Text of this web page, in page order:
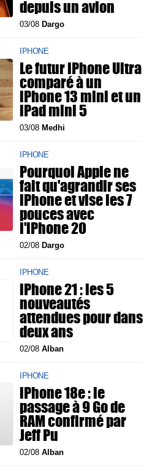
depuis un avion
03/08 Dargo
IPHONE
Le futur iPhone Ultra
comparé à un
iPhone 13 mini et un
iPad mini 5
03/08 Medhi
IPHONE
Pourquoi Apple ne
fait qu'agrandir ses
iPhone et vise les 7
pouces avec
l'iPhone 20
02/08 Dargo
IPHONE
iPhone 21 : les 5
nouveautés
attendues pour dans
deux ans
02/08Alban
IPHONE
iPhone 18e : le
passage à 9 Go de
RAM confirmé par
Jeff Pu
02/08Alban